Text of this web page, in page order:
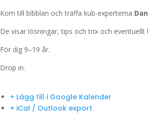
Kom till bibblan och träffa kub-experterna
De visar lösningar, tips och trix och
För dig 9–19 år.
Drop in.
+ Lägg till i Google Kalender
+ iCal / Outlook export